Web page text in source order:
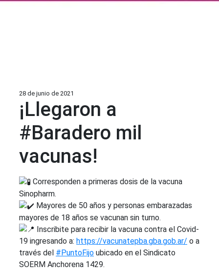
28 de junio de 2021
¡Llegaron a
#Baradero mil
vacunas!
Corresponden a primeras dosis de la vacuna
Sinopharm.
Mayores de 50 años y personas embarazadas
mayores de 18 años se vacunan sin turno.
Inscribite para recibir la vacuna contra el Covid-
19 ingresando a: https://vacunatepba.gba.gob.ar/ o a
través del #PuntoFijo ubicado en el Sindicato
SOERM Anchorena 1429.